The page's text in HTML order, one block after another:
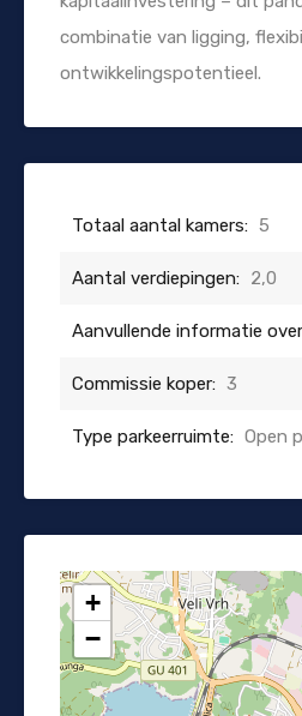
combinatie van ligging,
ontwikkelingspotentieel.
Totaal aantal kamers: 5
Aantal verdiepingen: 2,0
Aanvullende informatie
Commissie koper: 3
Type parkeerruimte: Open
+
−